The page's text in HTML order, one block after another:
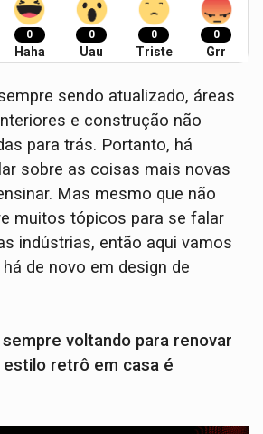
0
Haha
0
Uau
0
Triste
0
Grr
sendo atualizado, áreas
e construção não
para trás. Portanto, há
sobre as coisas mais novas
Mas mesmo que não
muitos tópicos para se falar
indústrias, então aqui vamos
de novo em design de
voltando para renovar
estilo retrô em casa é